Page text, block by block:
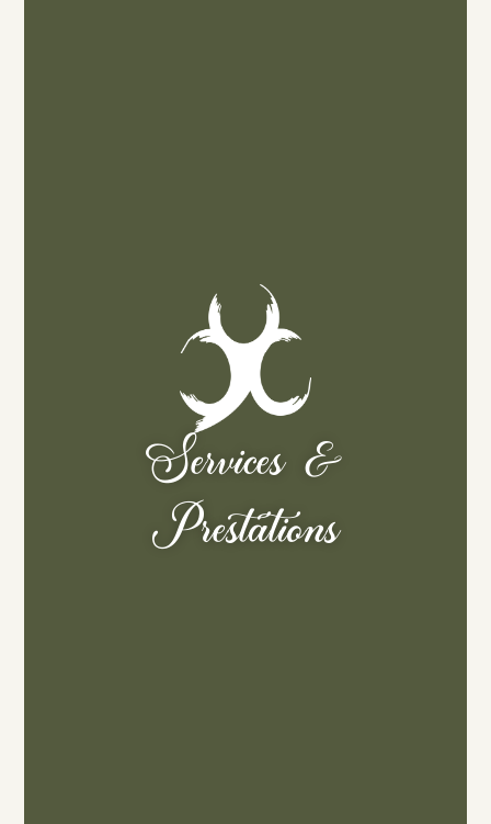
Services &
Prestations